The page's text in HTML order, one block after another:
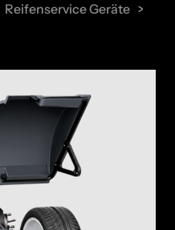
Reifenservice Geräte